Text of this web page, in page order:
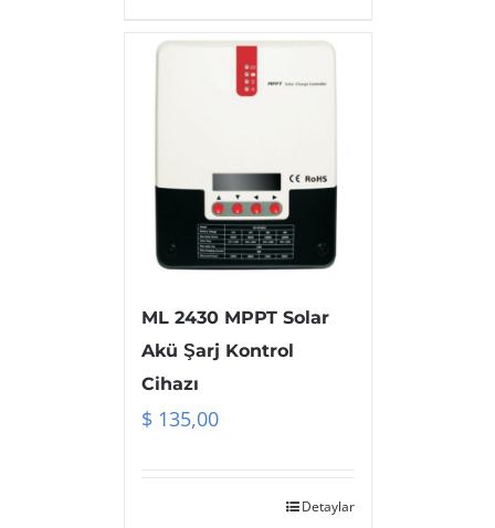
ML 2430 MPPT Solar
Akü Şarj Kontrol
Cihazı
$135,00
Detaylar